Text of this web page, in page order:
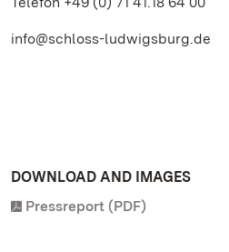
info@schloss-ludwigsburg.de
DOWNLOAD AND IMAGES
Pressreport (PDF)